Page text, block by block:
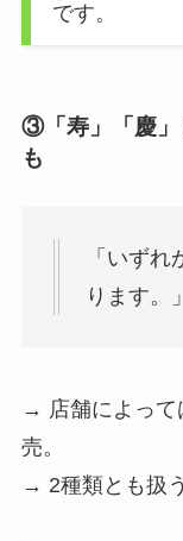
です。
③「寿」「慶」
も
「いず
ります。」
→ 店舗によって
売。
→ 2種類とも扱